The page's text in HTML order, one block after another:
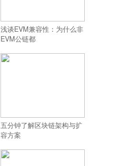
浅谈EVM兼容性：为什么非
EVM公链都
五分钟了解区块链架构与扩
容方案